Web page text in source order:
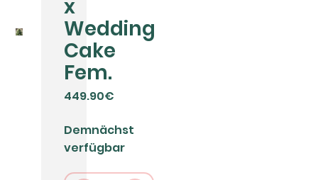
x
Wedding
Cake
Fem.
449.90€
Demnächst
verfügbar